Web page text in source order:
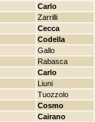
Carlo
Zarrilli
Cecca
Codella
Gallo
Rabasca
Carlo
Liuni
Tuozzolo
Cosmo
Cairano